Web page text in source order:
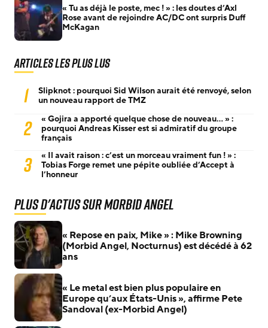
« Tu as déjà le poste, mec ! » : les doutes d’Axl
Rose avant de rejoindre AC/DC ont surpris Duff
McKagan
Articles les plus lus
1
Slipknot : pourquoi Sid Wilson aurait été renvoyé, selon
un nouveau rapport de TMZ
2
« Gojira a apporté quelque chose de nouveau… » :
pourquoi Andreas Kisser est si admiratif du groupe
français
3
« Il avait raison : c’est un morceau vraiment fun ! » :
Tobias Forge remet une pépite oubliée d’Accept à
l’honneur
Plus d'actus sur Morbid Angel
« Repose en paix, Mike » : Mike Browning
(Morbid Angel, Nocturnus) est décédé à 62
ans
« Le metal est bien plus populaire en
Europe qu’aux États-Unis », affirme Pete
Sandoval (ex-Morbid Angel)